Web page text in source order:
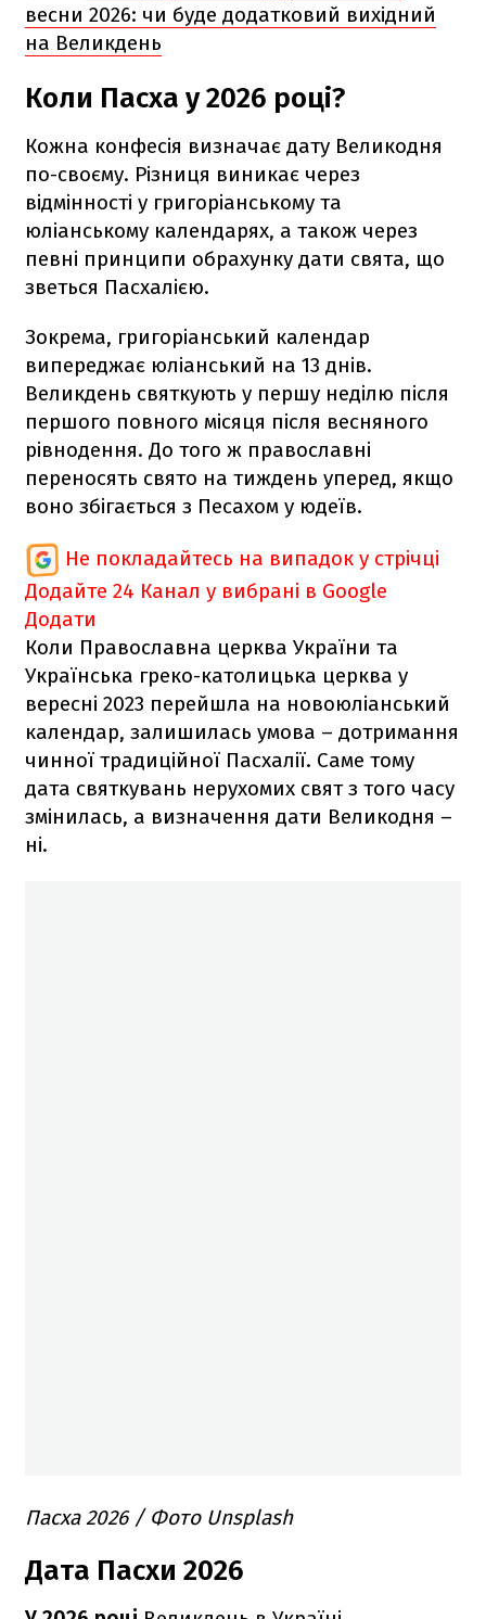
весни 2026: чи буде додатковий вихідний
на Великдень
Коли Пасха у 2026 році?
Кожна конфесія визначає дату Великодня
по-своєму. Різниця виникає через
відмінності у григоріанському та
юліанському календарях, а також через
певні принципи обрахунку дати свята, що
зветься Пасхалією.
Зокрема, григоріанський календар
випереджає юліанський на 13 днів.
Великдень святкують у першу неділю після
першого повного місяця після весняного
рівнодення. До того ж православні
переносять свято на тиждень уперед, якщо
воно збігається з Песахом у юдеїв.
Не покладайтесь на випадок у стрічці
Додайте 24 Канал у вибрані в Google
Додати
Коли Православна церква України та
Українська греко-католицька церква у
вересні 2023 перейшла на новоюліанський
календар, залишилась умова – дотримання
чинної традиційної Пасхалії. Саме тому
дата святкувань нерухомих свят з того часу
змінилась, а визначення дати Великодня –
ні.
Пасха 2026 / Фото Unsplash
Дата Пасхи 2026